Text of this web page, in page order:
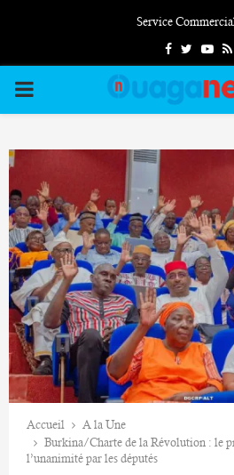
Service
FacebookTwitter
PRIMARY
Accueil
A la Une
Burkina/Charte de la Révolution : le
l’unanimité par les députés